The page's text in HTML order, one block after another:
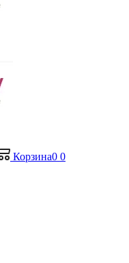
Корзина0 0